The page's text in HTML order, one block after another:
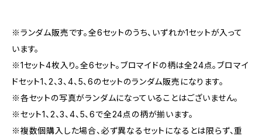
※ランダム販売です。全6セットのうち、いずれか1セットが入って
います。
※1セット4枚入り。全6セット。ブロマイドの柄は全24点。ブロマイ
ドセット1、2、3、4、5、6のセットのランダム販売になります。
※各セットの写真がランダムになっていることはございません。
※セット1、2、3、4、5、6で全24点の柄が揃います。
※複数個購入した場合、必ず異なるセットになるとは限らず、重